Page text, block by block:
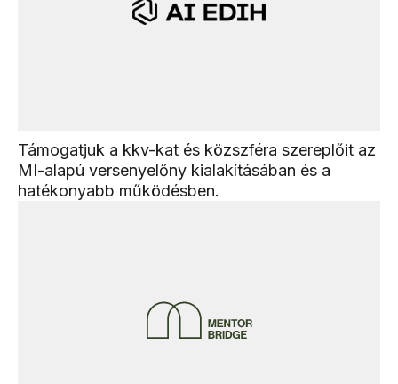
Támogatjuk a kkv-kat és közszféra szereplőit az
MI-alapú versenyelőny kialakításában és a
hatékonyabb működésben.